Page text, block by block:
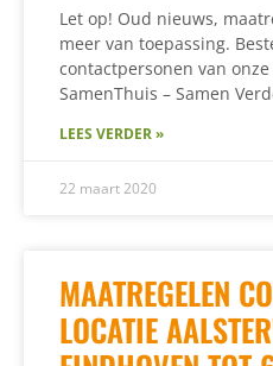
Let op! Oud nieuws,
meer van toepassing.
contactpersonen van
SamenThuis – Samen
LEES VERDER »
22 maart 2020
MAATREGELEN
LOCATIE